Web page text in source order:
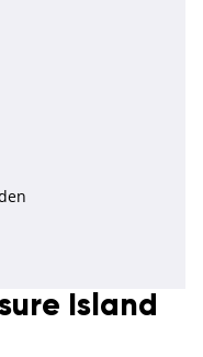
Island